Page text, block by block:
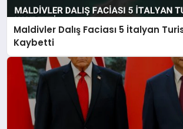
Maldivler Dalış Faciası 5 İtalyan
Kaybetti